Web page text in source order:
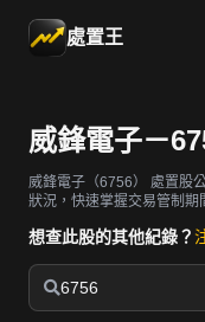
處置王
威鋒電子－
威鋒電子（6756）
處置股
狀況，快速掌握交易管制期
想查此股的其他紀錄？
6756